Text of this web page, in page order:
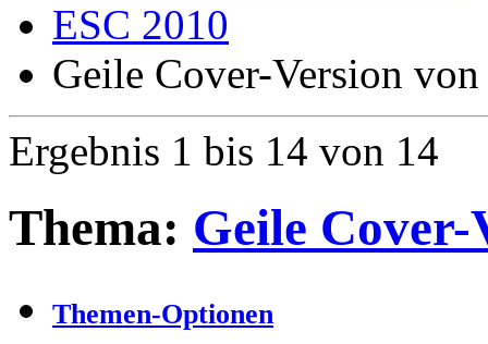
ESC 2010
Geile Cover-Version
Ergebnis 1 bis 14 von 14
Thema: Geile
Themen-Optionen